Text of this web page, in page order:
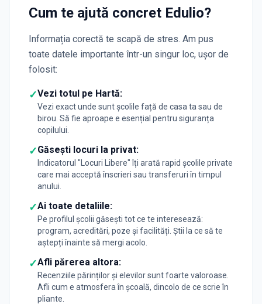
Cum te ajută concret Edulio?
Informația corectă te scapă de stres. Am pus
toate datele importante într-un singur loc, ușor de
folosit:
✓Vezi totul pe Hartă:
Vezi exact unde sunt școlile față de casa ta sau de
birou. Să fie aproape e esențial pentru siguranța
copilului.
✓Găsești locuri la privat:
Indicatorul "Locuri Libere" îți arată rapid școlile private
care mai acceptă înscrieri sau transferuri în timpul
anului.
✓Ai toate detaliile:
Pe profilul școlii găsești tot ce te interesează:
program, acreditări, poze și facilități. Știi la ce să te
aștepți înainte să mergi acolo.
✓Afli părerea altora:
Recenziile părinților și elevilor sunt foarte valoroase.
Afli cum e atmosfera în școală, dincolo de ce scrie în
pliante.